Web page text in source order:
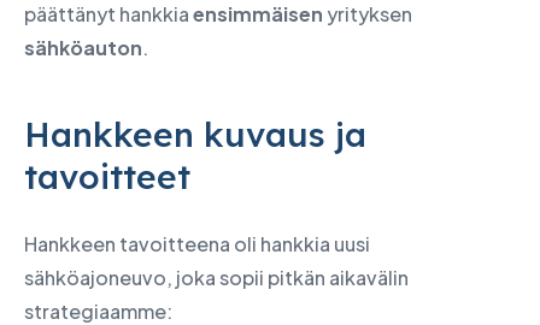
päättänyt hankkiaensimmäisen yrityksen
sähköauton.
Hankkeen kuvaus ja
tavoitteet
Hankkeen tavoitteena oli hankkia uusi
sähköajoneuvo, joka sopii pitkän aikavälin
strategiaamme: